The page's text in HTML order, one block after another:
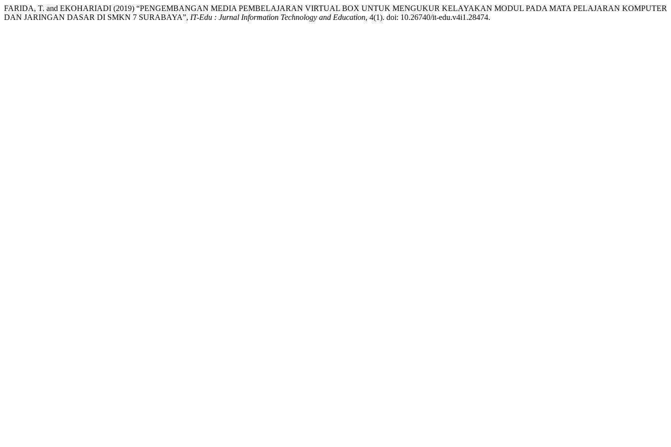
FARIDA, T. and EKOHARIADI (2019) “PENGEMBANGAN MEDIA PEMBELAJARAN VIRTUAL BOX UNTUK MENGUKUR KELAYAKAN MODUL PADA MATA PELAJARAN KOMPUTER
DAN JARINGAN DASAR DI SMKN 7 SURABAYA”, IT-Edu : Jurnal Information Technology and Education, 4(1). doi: 10.26740/it-edu.v4i1.28474.